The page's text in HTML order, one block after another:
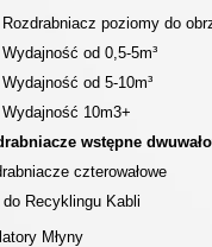
Rozdrabniacz poziomy do
Wydajność od 0,5-5m³
Wydajność od 5-10m³
Wydajność 10m3+
wstępne
czterowałowe
do Recyklingu Kabli
Młyny